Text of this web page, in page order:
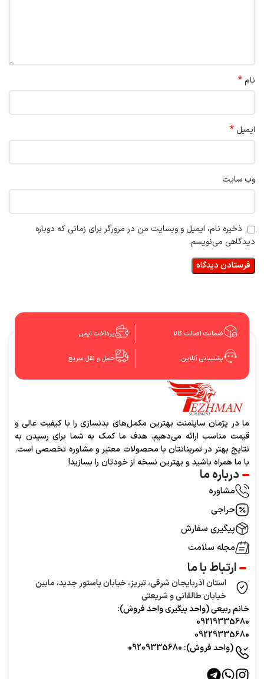
نام*
ایمیل *
وب‌ سایت
ذخیره نام، ایمیل و وبسایت من در مرورگر برای زمانی که دوباره
دیدگاهی می‌نویسم.
ضمانت اصالت کالا پرداخت ایمن
پشتیبانی آنلاین حمل و نقل سریع
ما در پژمان ساپلمنت بهترین مکمل‌های بدنسازی را با کیفیت عالی و
قیمت مناسب ارائه می‌دهیم. هدف ما کمک به شما برای رسیدن به
نتایج بهتر در تمریناتتان با محصولات معتبر و مشاوره تخصصی است.
با ما همراه باشید و بهترین نسخه از خودتان را بسازید!
درباره ما
مشاوره
حراجی
پیگیری سفارش
مجله سلامت
ارتباط با ما
استان آذربایجان شرقی، تبریز، خیابان پاستور جدید، مابین
خیابان طالقانی و شریعتی
خانم ربیعی (واحد‌ پیگیری واحد فروش):
09219335680
09229335680
(واحد فروش): 09209335680